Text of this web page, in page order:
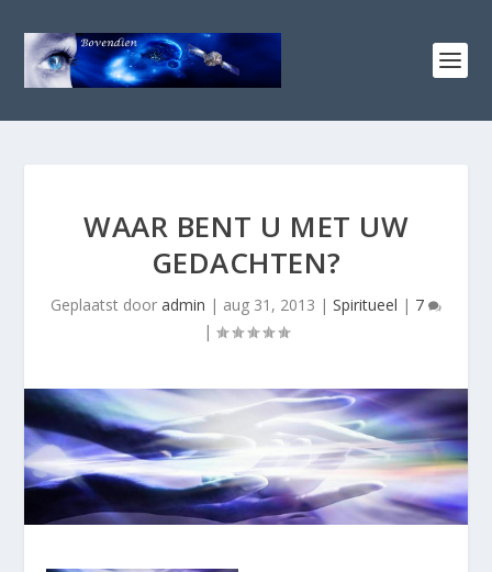
WAAR BENT U MET UW
GEDACHTEN?
Geplaatst door admin | aug 31, 2013 | Spiritueel | 7
|